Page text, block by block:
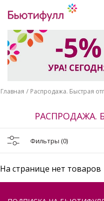
Главная Распродажа. Быстрая
РАСПРОДАЖА.
Фильтры (0)
На странице нет товаров